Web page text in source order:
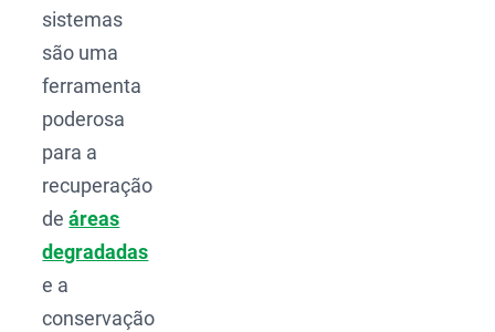
sistemas
são uma
ferramenta
poderosa
para a
recuperação
deáreas
degradadas
e a
conservação